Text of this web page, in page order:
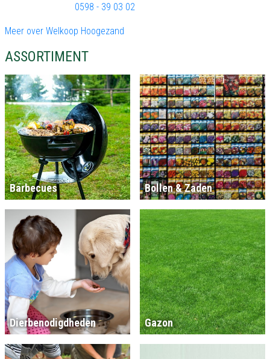
0598 - 39 03 02
Meer over Welkoop Hoogezand
ASSORTIMENT
Barbecues Bollen & Zaden
Dierbenodigdheden Gazon